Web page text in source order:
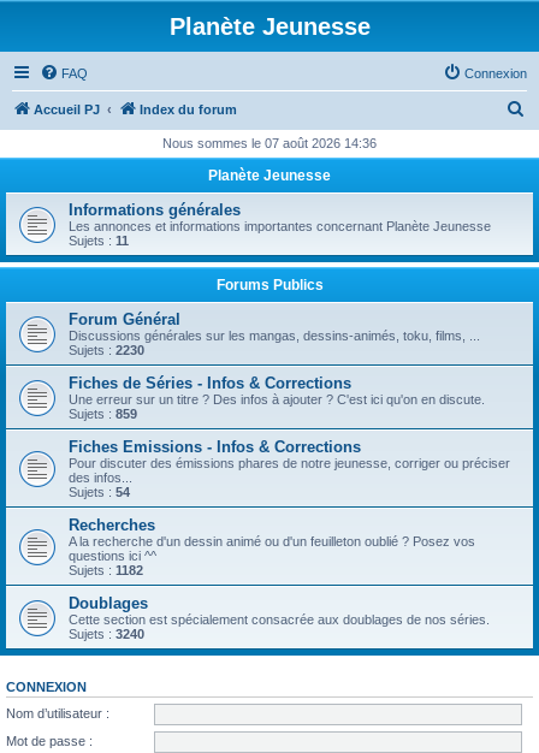
Planète Jeunesse
FAQ Connexion
Accueil PJ Index du forum
h
r
r
Nous sommes le 07 août 2026 14:36
Planète Jeunesse
Informations générales
Les annonces et informations importantes concernant Planète Jeunesse
Sujets : 11
Forums Publics
Forum Général
Discussions générales sur les mangas, dessins-animés, toku, films, ...
Sujets : 2230
Fiches de Séries - Infos & Corrections
Une erreur sur un titre ? Des infos à ajouter ? C'est ici qu'on en discute.
Sujets : 859
Fiches Emissions - Infos & Corrections
Pour discuter des émissions phares de notre jeunesse, corriger ou préciser
des infos...
Sujets : 54
Recherches
A la recherche d'un dessin animé ou d'un feuilleton oublié ? Posez vos
questions ici ^^
Sujets : 1182
Doublages
Cette section est spécialement consacrée aux doublages de nos séries.
Sujets : 3240
CONNEXION
Nom d’utilisateur :
Mot de passe :